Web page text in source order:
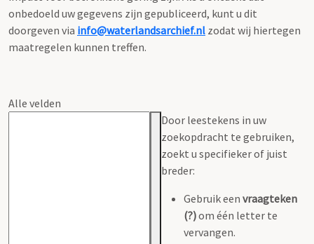
onbedoeld uw gegevens zijn gepubliceerd, kunt u dit
doorgeven via info@waterlandsarchief.nl zodat wij hiertegen
maatregelen kunnen treffen.
Alle velden
Door leestekens in uw
zoekopdracht te gebruiken,
zoekt u specifieker of juist
breder:
Gebruik een vraagteken
(?)om één letter te
vervangen.